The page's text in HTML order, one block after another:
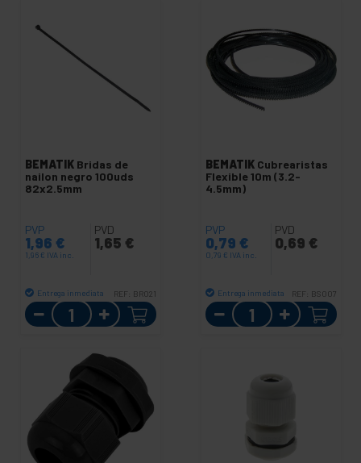
BEMATIK Bridas de
nailon negro 100uds
82x2.5mm
PVP
1,96 €
1,96 € IVA inc.
PVD
1,65 €
Entrega inmediata REF: BR021
Cantidad
BEMATIK Cubrearistas
Flexible 10m (3.2-
4.5mm)
PVP
0,79 €
0,79 € IVA inc.
PVD
0,69 €
Entrega inmediata REF: BS007
Cantidad